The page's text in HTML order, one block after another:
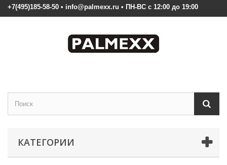
+7(495)185-58-50 • info@palmexx.ru • ПН-ВС с 12:00 до 19:00
КАТЕГОРИИ